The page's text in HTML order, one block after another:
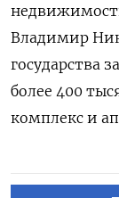
Владимир
государства
более 400
комплекс и